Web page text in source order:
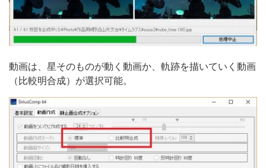
動画は、星そのものが動く動画か、軌跡を描いていく動画
（比較明合成）が選択可能。